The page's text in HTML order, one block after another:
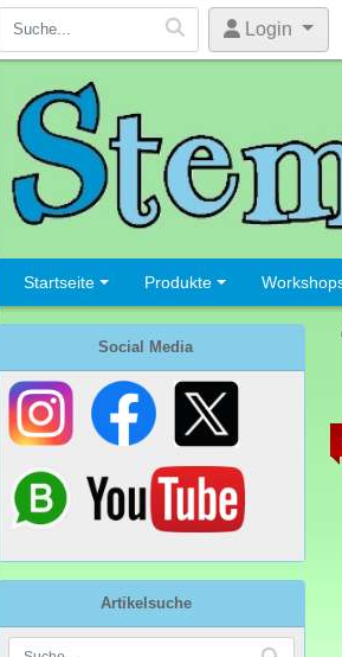
Login
Startseite Produkte
Social Media
Artikelsuche